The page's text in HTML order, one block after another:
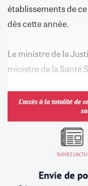
établissements de
dès cette année.
Le ministre de la
ministre de la Santé